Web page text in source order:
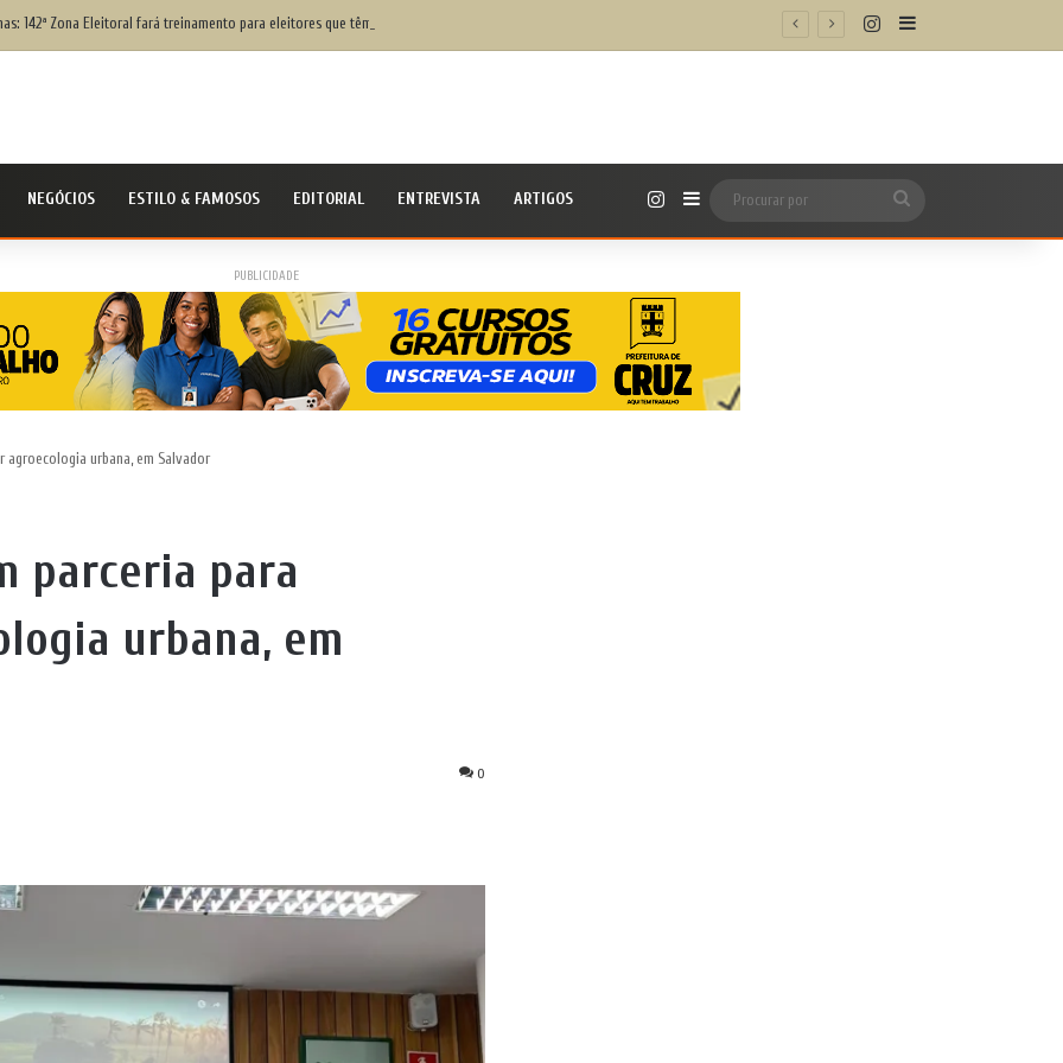
142ª Zona Eleitoral fará treinamento para eleitores que têm dificuldade para votar; saiba como participar InstagramBarra Lateral
NEGÓCIOS ESTILO & FAMOSOS EDITORIAL ENTREVISTA ARTIGOS InstagramBarra Lateral
por
PUBLICIDADE
agroecologia urbana, em Salvador
parceria para
urbana, em
0